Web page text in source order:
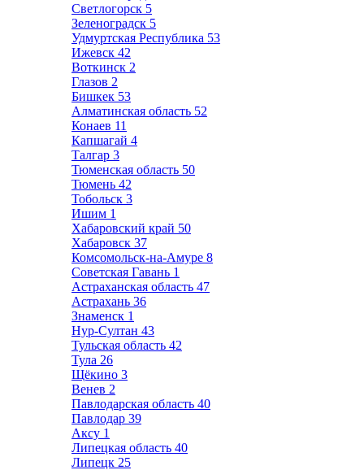
Светлогорск 5
Зеленоградск 5
Удмуртская Республика 53
Ижевск 42
Воткинск 2
Глазов 2
Бишкек 53
Алматинская область 52
Конаев 11
Капшагай 4
Талгар 3
Тюменская область 50
Тюмень 42
Тобольск 3
Ишим 1
Хабаровский край 50
Хабаровск 37
Комсомольск-на-Амуре 8
Советская Гавань 1
Астраханская область 47
Астрахань 36
Знаменск 1
Нур-Султан 43
Тульская область 42
Тула 26
Щёкино 3
Венев 2
Павлодарская область 40
Павлодар 39
Аксу 1
Липецкая область 40
Липецк 25